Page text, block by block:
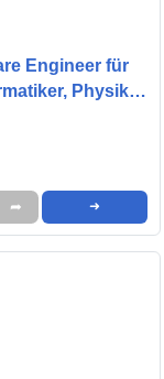
Engineer für
Physiker
➦ ➜